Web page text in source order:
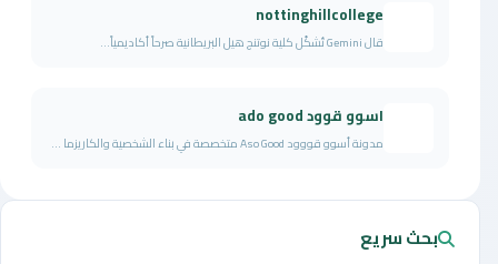
nottinghillcollege
قال Gemini تُشكّل كلية نوتنج هيل البريطانية صرحاً أكاديمياً...
اسوو قوود ado good
مدونة أسوو قووود Aso Good متخصصة في بناء الشخصية والكاريزما ...
بحث سريع